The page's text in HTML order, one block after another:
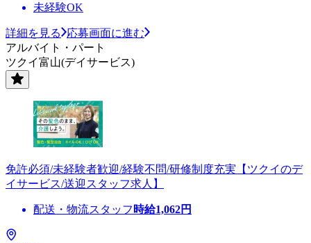
未経験OK
詳細を見る
応募画面に進む
アルバイト・パート
ツクイ富山(デイサービス)
免許必須/未経験者歓迎/経験不問/研修制度充実【ツクイのデ
イサービス/送迎スタッフ求人】
配送・物流スタッフ 時給1,062円